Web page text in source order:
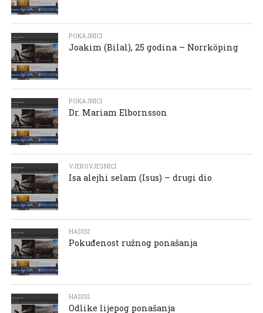
POKAJNICI
Joakim (Bilal), 25 godina – Norrköping
POKAJNICI
Dr. Mariam Elbornsson
VJEROVJESNICI
Isa alejhi selam (Isus) – drugi dio
HADISI
Pokuđenost ružnog ponašanja
HADISI
Odlike lijepog ponašanja